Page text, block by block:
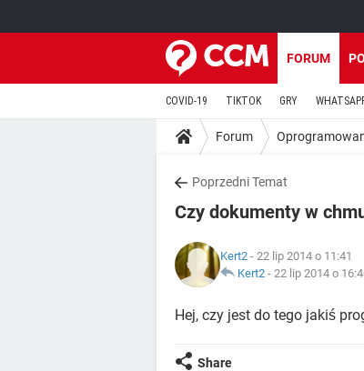
FORUM
COVID-19 TIKTOK GRY
Forum
Poprzedni Temat
Czy dokumenty w
Kert2 - 22 lip 2014 o 11:41
Kert2 - 22 lip 2014 o
Hej, czy jest do tego jakiś
Share